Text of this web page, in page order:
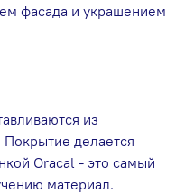
фасада и украшением
из
делается
Oracal - это самый
материал.